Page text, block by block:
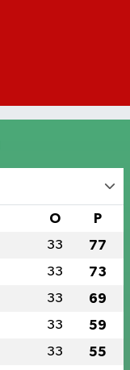
O P
33 77
33 73
33 69
33 59
33 55